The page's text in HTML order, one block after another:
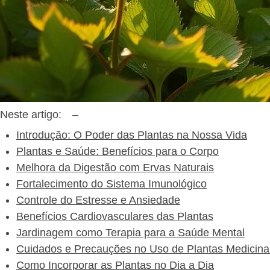
Neste artigo:
–
Introdução: O Poder das Plantas na Nossa Vida
Plantas e Saúde: Benefícios para o Corpo
Melhora da Digestão com Ervas Naturais
Fortalecimento do Sistema Imunológico
Controle do Estresse e Ansiedade
Benefícios Cardiovasculares das Plantas
Jardinagem como Terapia para a Saúde Mental
Cuidados e Precauções no Uso de Plantas
Como Incorporar as Plantas no Dia a Dia